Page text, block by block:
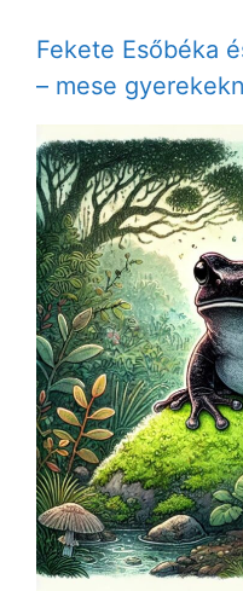
Fekete Esőbéka
– mese